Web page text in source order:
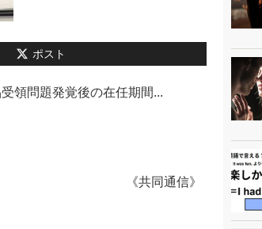
ポスト
領問題発覚後の在任期間...
《共同通信》